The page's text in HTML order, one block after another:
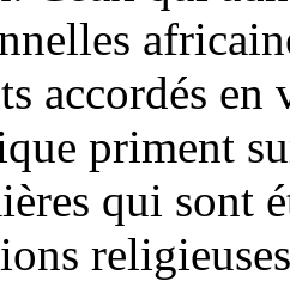
accordés
priment
qui sont